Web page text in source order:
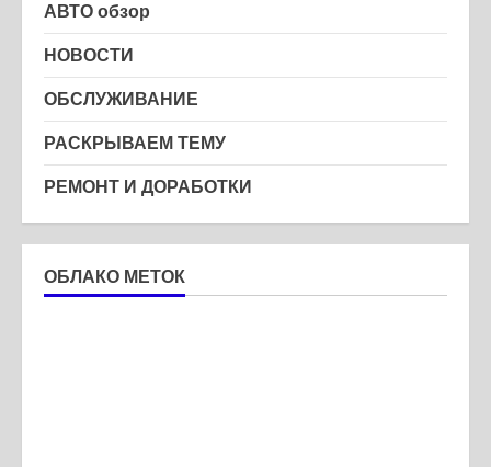
АВТО обзор
НОВОСТИ
ОБСЛУЖИВАНИЕ
РАСКРЫВАЕМ ТЕМУ
РЕМОНТ И ДОРАБОТКИ
ОБЛАКО МЕТОК